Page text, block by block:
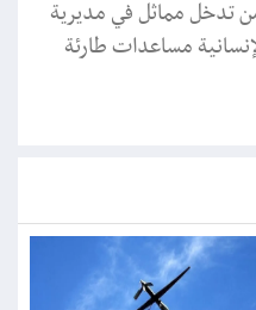
تدخل مماثل في مديرية
مساعدات طارئة